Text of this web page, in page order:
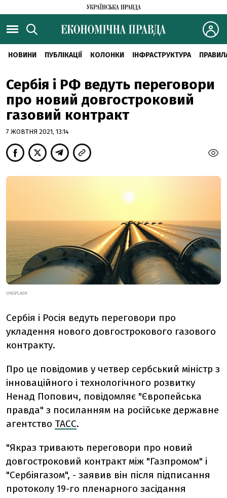
НОВИНИ ПУБЛІКАЦІЇ КОЛОНКИ ІНФРАСТРУКТУРА
Сербія і РФ ведуть переговори
про новий довгостроковий
газовий контракт
7 ЖОВТНЯ 2021, 13:14
UNSPLASH
Сербія і Росія ведуть переговори про
укладення нового довгострокового газового
контракту.
Про це повідомив у четвер сербський міністр з
інноваційного і технологічного розвитку
Ненад Попович, повідомляє "Європейська
правда" з посиланням на російське державне
агентство ТАСС.
"Якраз тривають переговори про новий
довгостроковий контракт між "Газпромом" і
"Сербіягазом", - заявив він після підписання
протоколу 19-го пленарного засідання